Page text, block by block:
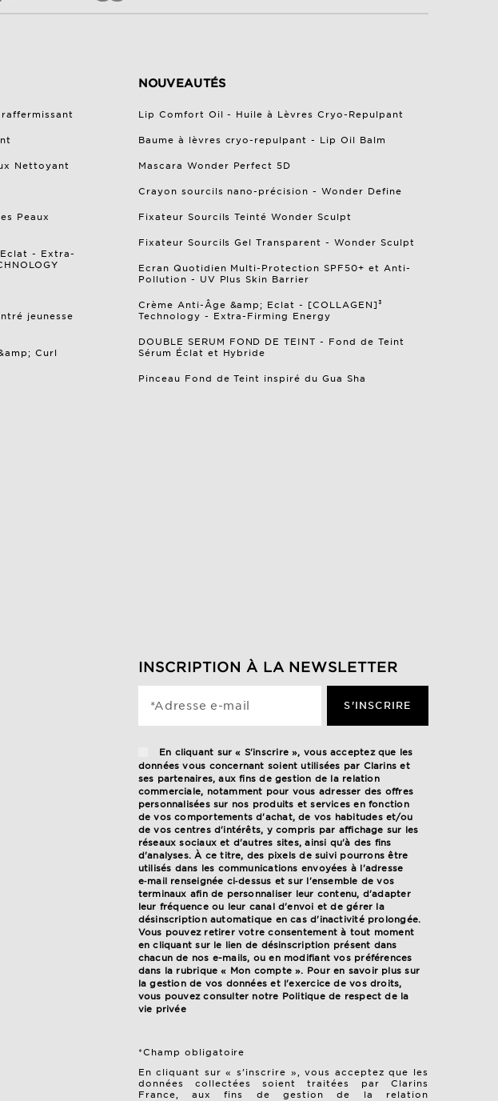
raffermissant
Nettoyant
Peaux
- Extra-
jeunesse
Curl
NOUVEAUTÉS
Lip Comfort Oil - Huile à Lèvres Cryo-Repulpant
Baume à lèvres cryo-repulpant - Lip Oil Balm
Mascara Wonder Perfect 5D
Crayon sourcils nano-précision - Wonder Define
Fixateur Sourcils Teinté Wonder Sculpt
Fixateur Sourcils Gel Transparent - Wonder Sculpt
Ecran Quotidien Multi-Protection SPF50+ et Anti-
Pollution - UV Plus Skin Barrier
Crème Anti-Âge &amp; Eclat - [COLLAGEN]³
Technology - Extra-Firming Energy
DOUBLE SERUM FOND DE TEINT - Fond de Teint
Sérum Éclat et Hybride
Pinceau Fond de Teint inspiré du Gua Sha
INSCRIPTION À LA NEWSLETTER
*Adresse e-mail S'INSCRIRE
En cliquant sur « S'inscrire », vous acceptez que les
données vous concernant soient utilisées par Clarins et
ses partenaires, aux fins de gestion de la relation
commerciale, notamment pour vous adresser des offres
personnalisées sur nos produits et services en fonction
de vos comportements d'achat, de vos habitudes et/ou
de vos centres d'intérêts, y compris par affichage sur les
réseaux sociaux et d'autres sites, ainsi qu'à des fins
d'analyses. À ce titre, des pixels de suivi pourrons être
utilisés dans les communications envoyées à l'adresse
e‑mail renseignée ci‑dessus et sur l'ensemble de vos
terminaux afin de personnaliser leur contenu, d'adapter
leur fréquence ou leur canal d'envoi et de gérer la
désinscription automatique en cas d'inactivité prolongée.
Vous pouvez retirer votre consentement à tout moment
en cliquant sur le lien de désinscription présent dans
chacun de nos e-mails, ou en modifiant vos préférences
dans la rubrique « Mon compte ». Pour en savoir plus sur
la gestion de vos données et l'exercice de vos droits,
vous pouvez consulter notre Politique de respect de la
vie privée
*Champ obligatoire
En cliquant sur « s’inscrire », vous acceptez que les
données collectées soient traitées par Clarins
France, aux fins de gestion de la relation